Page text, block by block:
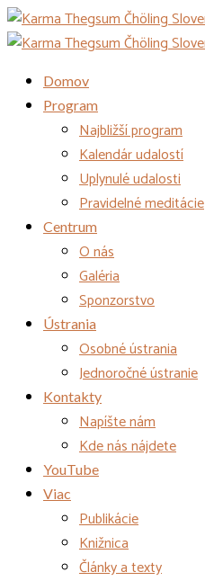
Domov
Program
Najbližší program
Kalendár udalostí
Uplynulé udalosti
Pravidelné meditácie
Centrum
O nás
Galéria
Sponzorstvo
Ústrania
Osobné ústrania
Jednoročné ústranie
Kontakty
Napíšte nám
Kde nás nájdete
YouTube
Viac
Publikácie
Knižnica
Články a texty